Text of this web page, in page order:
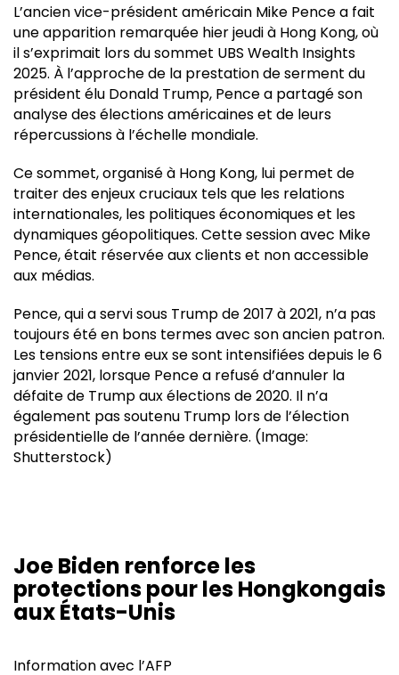
L’ancien vice-président américain Mike Pence a fait
une apparition remarquée hier jeudi à Hong Kong, où
il s’exprimait lors du sommet UBS Wealth Insights
2025. À l’approche de la prestation de serment du
président élu Donald Trump, Pence a partagé son
analyse des élections américaines et de leurs
répercussions à l’échelle mondiale.
Ce sommet, organisé à Hong Kong, lui permet de
traiter des enjeux cruciaux tels que les relations
internationales, les politiques économiques et les
dynamiques géopolitiques. Cette session avec Mike
Pence, était réservée aux clients et non accessible
aux médias.
Pence, qui a servi sous Trump de 2017 à 2021, n’a pas
toujours été en bons termes avec son ancien patron.
Les tensions entre eux se sont intensifiées depuis le 6
janvier 2021, lorsque Pence a refusé d’annuler la
défaite de Trump aux élections de 2020. Il n’a
également pas soutenu Trump lors de l’élection
présidentielle de l’année dernière. (Image:
Shutterstock)
Joe Biden renforce les
protections pour les Hongkongais
aux États-Unis
Information avec l’AFP